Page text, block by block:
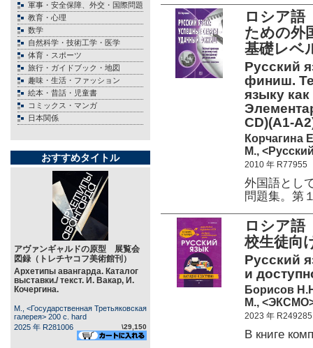
軍事・安全保障、外交・国際問題
教育・心理
数学
自然科学・技術工学・医学
体育・スポーツ
旅行・ガイドブック・地図
趣味・生活・ファッション
絵本・昔話・児童書
コミックス・マンガ
日本関係
おすすめタイトル
アヴァンギャルドの原型 展覧会
図録（トレチヤコフ美術館刊）
Архетипы авангарда. Каталог
выставки./ текст. И. Вакар, И.
Кочергина.
М., <Государственная Третьяковская
галерея> 200 c. hard
2025 年 R281006
\29,150
ロシア
ための外
基礎レベ
Русский
финиш.
языку
CD)(А1-
Корчагина
М.,
2010 年 R77955
外国語とし
問題集。第
ロシア
校生徒向
Русский
и
Борисов
М.,
2023 年 R249285
В книге